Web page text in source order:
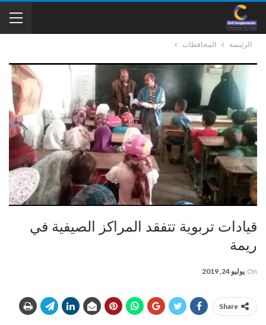
الرئيسة المحافظات
قيادات تربوية تتفقد المراكز الصيفية في
ريمة
On يوليو 24, 2019
Share